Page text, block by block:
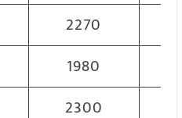
2270
1980
2300